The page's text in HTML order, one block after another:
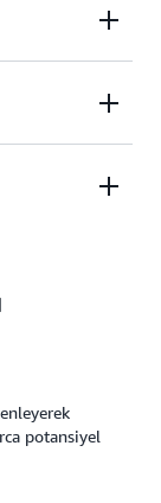
örnek
perde
altyapı -
potansiyel